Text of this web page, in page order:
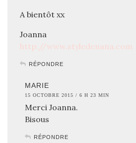
A bientôt xx
Joanna
http://www.styledenana.com
RÉPONDRE
MARIE
15 OCTOBRE 2015 / 6 H 23 MIN
Merci Joanna.
Bisous
RÉPONDRE